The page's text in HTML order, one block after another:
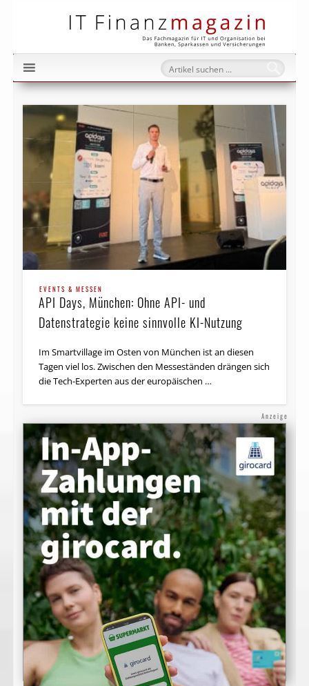
EVENTS & MESSEN
API Days, München: Ohne API- und
Datenstrategie keine sinnvolle KI-Nutzung
Im Smartvillage im Osten von München ist an diesen
Tagen viel los. Zwischen den Messe­ständen drängen sich
die Tech-Experten aus der europäischen …
Anzeige